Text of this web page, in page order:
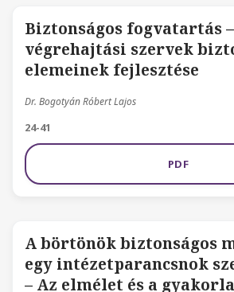
Biztonságos fogvatartás
végrehajtási szervek
elemeinek fejlesztése
Dr. Bogotyán Róbert Lajos
24-41
PDF
A börtönök biztonságos
egy intézetparancsnok
– Az elmélet és a